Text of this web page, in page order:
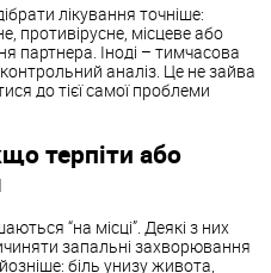
лікування точніше:
противірусне, місцеве або
партнера. Іноді – тимчасова
аналіз. Це не зайва
до тієї самої проблеми
терпіти або
“на місці”. Деякі з них
запальні захворювання
біль унизу живота,